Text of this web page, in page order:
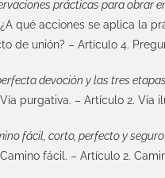
prácticas para obrar
qué acciones se aplica la
de unión? – Artículo 4.
devoción y las tres
purgativa. – Artículo 2. Vía
fácil, corto, perfecto y seguro
fácil. – Artículo 2.